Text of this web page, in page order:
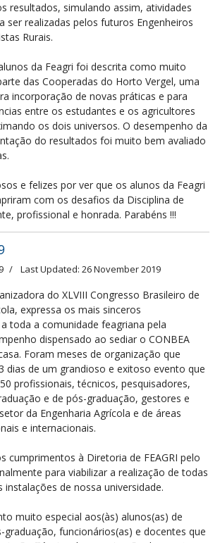
resultados, simulando assim, atividades
ser realizadas pelos futuros Engenheiros
Rurais.
da Feagri foi descrita como muito
das Cooperadas do Horto Vergel, uma
incorporação de novas práticas e para
entre os estudantes e os agricultores
os dois universos. O desempenho da
do resultados foi muito bem avaliado
e felizes por ver que os alunos da Feagri
com os desafios da Disciplina de
profissional e honrada. Parabéns !!!
Last Updated: 26 November 2019
do XLVIII Congresso Brasileiro de
expressa os mais sinceros
toda a comunidade feagriana pela
dispensado ao sediar o CONBEA
Foram meses de organização que
dias de um grandioso e exitoso evento que
profissionais, técnicos, pesquisadores,
e de pós-graduação, gestores e
da Engenharia Agrícola e de áreas
e internacionais.
cumprimentos à Diretoria de FEAGRI pelo
para viabilizar a realização de todas
instalações de nossa universidade.
muito especial aos(às) alunos(as) de
graduação, funcionários(as) e docentes que